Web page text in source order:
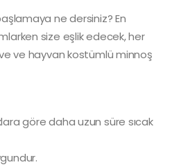
ne dersiniz? En
size eşlik edecek, her
ve hayvan kostümlü minnoş
göre daha uzun süre sıcak